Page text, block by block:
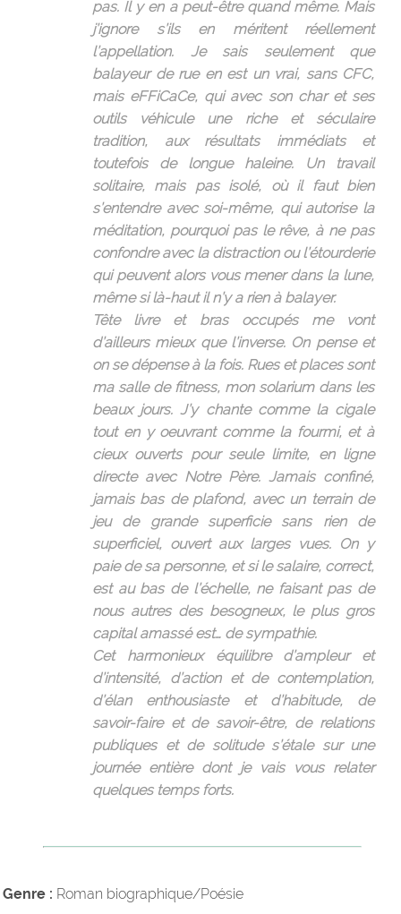
pas. Il y en a peut-être quand même. Mais
j’ignore s’ils en méritent réellement
l’appellation. Je sais seulement que
balayeur de rue en est un vrai, sans CFC,
mais eFFiCaCe, qui avec son char et ses
outils véhicule une riche et séculaire
tradition, aux résultats immédiats et
toutefois de longue haleine. Un travail
solitaire, mais pas isolé, où il faut bien
s’entendre avec soi-même, qui autorise la
méditation, pourquoi pas le rêve, à ne pas
confondre avec la distraction ou l’étourderie
qui peuvent alors vous mener dans la lune,
même si là-haut il n’y a rien à balayer.
Tête livre et bras occupés me vont
d’ailleurs mieux que l’inverse. On pense et
on se dépense à la fois. Rues et places sont
ma salle de fitness, mon solarium dans les
beaux jours. J’y chante comme la cigale
tout en y oeuvrant comme la fourmi, et à
cieux ouverts pour seule limite, en ligne
directe avec Notre Père. Jamais confiné,
jamais bas de plafond, avec un terrain de
jeu de grande superficie sans rien de
superficiel, ouvert aux larges vues. On y
paie de sa personne, et si le salaire, correct,
est au bas de l’échelle, ne faisant pas de
nous autres des besogneux, le plus gros
capital amassé est… de sympathie.
Cet harmonieux équilibre d’ampleur et
d’intensité, d’action et de contemplation,
d’élan enthousiaste et d’habitude, de
savoir-faire et de savoir-être, de relations
publiques et de solitude s’étale sur une
journée entière dont je vais vous relater
quelques temps forts.
Genre : Roman biographique/Poésie